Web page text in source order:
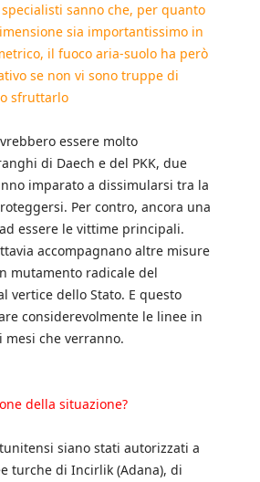
sanno che, per quanto
sia importantissimo in
il fuoco aria-suolo ha però
se non vi sono truppe di
sfruttarlo
essere molto
di Daech e del PKK, due
imparato a dissimularsi tra la
Per contro, ancora una
essere le vittime principali.
accompagnano altre misure
mutamento radicale del
vertice dello Stato. E questo
considerevolmente le linee in
mesi che verranno.
della situazione?
siano stati autorizzati a
turche di Incirlik (Adana), di